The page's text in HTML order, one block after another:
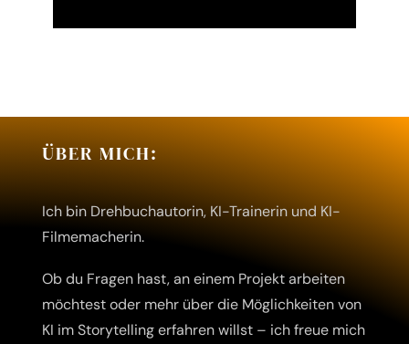
ÜBER MICH:
Ich bin Drehbuchautorin, KI-Trainerin und KI-
Filmemacherin.
Ob du Fragen hast, an einem Projekt arbeiten
möchtest oder mehr über die Möglichkeiten von
KI im Storytelling erfahren willst – ich freue mich